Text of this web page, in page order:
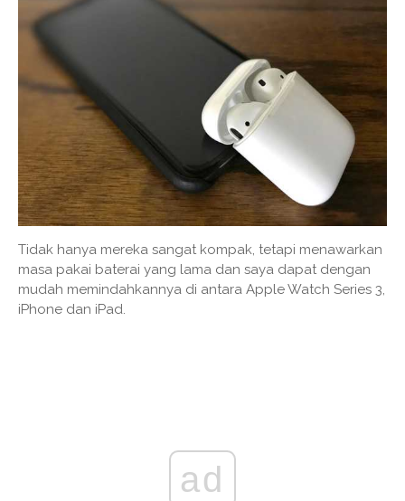
Tidak hanya mereka sangat kompak, tetapi menawarkan
masa pakai baterai yang lama dan saya dapat dengan
mudah memindahkannya di antara Apple Watch Series 3,
iPhone dan iPad.
ad